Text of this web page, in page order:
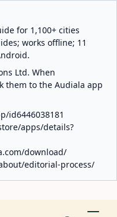
for 1,100+ cities
works offline; 11
Ltd. When
them to the Audiala app
id6446038181
apps/details?
download/
editorial-process/